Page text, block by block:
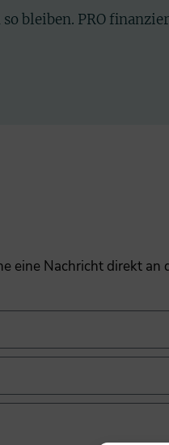
bleiben. PRO
eine Nachricht direkt an